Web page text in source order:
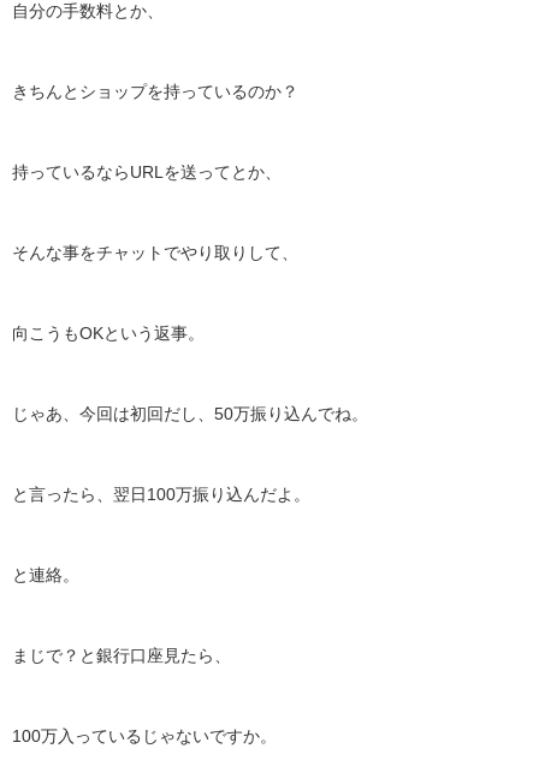
自分の手数料とか、
きちんとショップを持っているのか？
持っているならURLを送ってとか、
そんな事をチャットでやり取りして、
向こうもOKという返事。
じゃあ、今回は初回だし、50万振り込んでね。
と言ったら、翌日100万振り込んだよ。
と連絡。
まじで？と銀行口座見たら、
100万入っているじゃないですか。